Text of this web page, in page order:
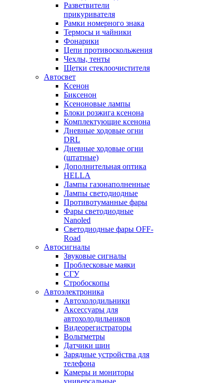
Разветвители
прикуривателя
Рамки номерного знака
Термосы и чайники
Фонарики
Цепи противоскольжения
Чехлы, тенты
Щетки стеклоочистителя
Автосвет
Ксенон
Биксенон
Ксеноновые лампы
Блоки розжига ксенона
Комплектующие ксенона
Дневные ходовые огни
DRL
Дневные ходовые огни
(штатные)
Дополнительная оптика
HELLA
Лампы газонаполненные
Лампы светодиодные
Противотуманные фары
Фары светодиодные
Nanoled
Светодиодные фары OFF-
Road
Автосигналы
Звуковые сигналы
Проблесковые маяки
СГУ
Стробоскопы
Автоэлектроника
Автохолодильники
Аксессуары для
автохолодильников
Видеорегистраторы
Вольтметры
Датчики шин
Зарядные устройства для
телефона
Камеры и мониторы
универсальные